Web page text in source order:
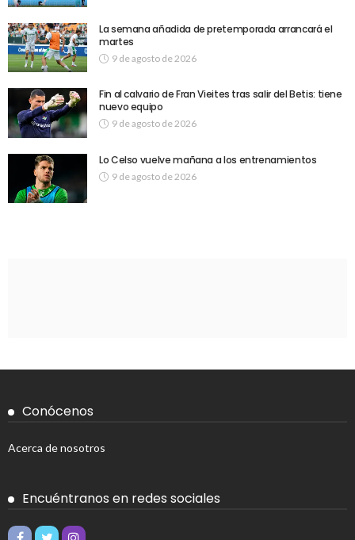
La semana añadida de pretemporada arrancará el
martes
9 de agosto de 2026
Fin al calvario de Fran Vieites tras salir del Betis: tiene
nuevo equipo
9 de agosto de 2026
Lo Celso vuelve mañana a los entrenamientos
9 de agosto de 2026
Conócenos
Acerca de nosotros
Encuéntranos en redes sociales